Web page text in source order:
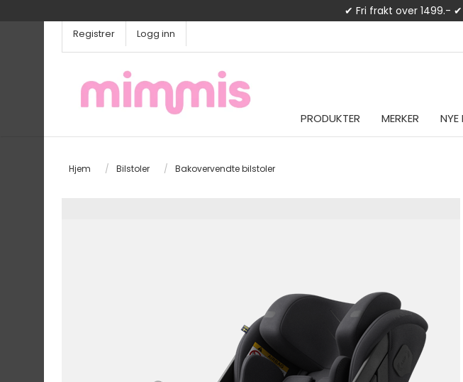
✔ Fri frakt over 1499.-
Registrer Logg inn
PRODUKTER MERKER NYE
Hjem / Bilstoler / Bakovervendte bilstoler